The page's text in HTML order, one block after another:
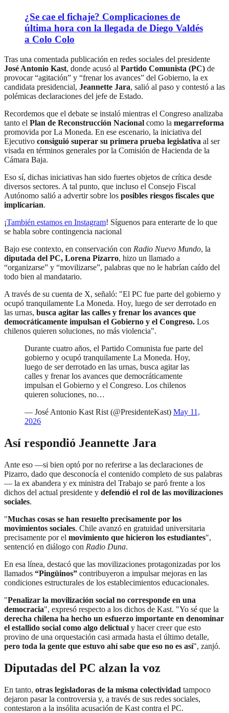
¿Se cae el fichaje? Complicaciones de
última hora con la llegada de Diego Valdés
a Colo Colo
Tras una comentada publicación en redes sociales del presidente
José Antonio Kast, donde acusó al Partido Comunista (PC) de
provocar “agitación” y “frenar los avances” del Gobierno, la ex
candidata presidencial, Jeannette Jara, salió al paso y contestó a las
polémicas declaraciones del jefe de Estado.
Recordemos que el debate se instaló mientras el Congreso analizaba
tanto el Plan de Reconstrucción Nacional como la megarreforma
promovida por La Moneda. En ese escenario, la iniciativa del
Ejecutivo consiguió superar su primera prueba legislativa al ser
visada en términos generales por la Comisión de Hacienda de la
Cámara Baja.
Eso sí, dichas iniciativas han sido fuertes objetos de crítica desde
diversos sectores. A tal punto, que incluso el Consejo Fiscal
Autónomo salió a advertir sobre los posibles riesgos fiscales que
implicarían.
¡También estamos en Instagram! Síguenos para enterarte de lo que
se habla sobre contingencia nacional
Bajo ese contexto, en conservación con Radio Nuevo Mundo, la
diputada del PC, Lorena Pizarro, hizo un llamado a
“organizarse” y “movilizarse”, palabras que no le habrían caído del
todo bien al mandatario.
A través de su cuenta de X, señaló: "El PC fue parte del gobierno y
ocupó tranquilamente La Moneda. Hoy, luego de ser derrotado en
las urnas, busca agitar las calles y frenar los avances que
democráticamente impulsan el Gobierno y el Congreso. Los
chilenos quieren soluciones, no más violencia".
Durante cuatro años, el Partido Comunista fue parte del
gobierno y ocupó tranquilamente La Moneda. Hoy,
luego de ser derrotado en las urnas, busca agitar las
calles y frenar los avances que democráticamente
impulsan el Gobierno y el Congreso. Los chilenos
quieren soluciones, no…
— José Antonio Kast Rist (@PresidenteKast) May 11,
2026
Así respondió Jeannette Jara
Ante eso —si bien optó por no referirse a las declaraciones de
Pizarro, dado que desconocía el contenido completo de sus palabras
— la ex abandera y ex ministra del Trabajo se paró frente a los
dichos del actual presidente y defendió el rol de las movilizaciones
sociales.
"Muchas cosas se han resuelto precisamente por los
movimientos sociales. Chile avanzó en gratuidad universitaria
precisamente por el movimiento que hicieron los estudiantes",
sentenció en diálogo con Radio Duna.
En esa línea, destacó que las movilizaciones protagonizadas por los
llamados “Pingüinos” contribuyeron a impulsar mejoras en las
condiciones estructurales de los establecimientos educacionales.
"Penalizar la movilización social no corresponde en una
democracia", expresó respecto a los dichos de Kast. "Yo sé que la
derecha chilena ha hecho un esfuerzo importante en denominar
el estallido social como algo delictual y hacer creer que esto
provino de una orquestación casi armada hasta el último detalle,
pero toda la gente que estuvo ahí sabe que eso no es así", zanjó.
Diputadas del PC alzan la voz
En tanto, otras legisladoras de la misma colectividad tampoco
dejaron pasar la controversia y, a través de sus redes sociales,
contestaron a la insólita acusación de Kast contra el PC.